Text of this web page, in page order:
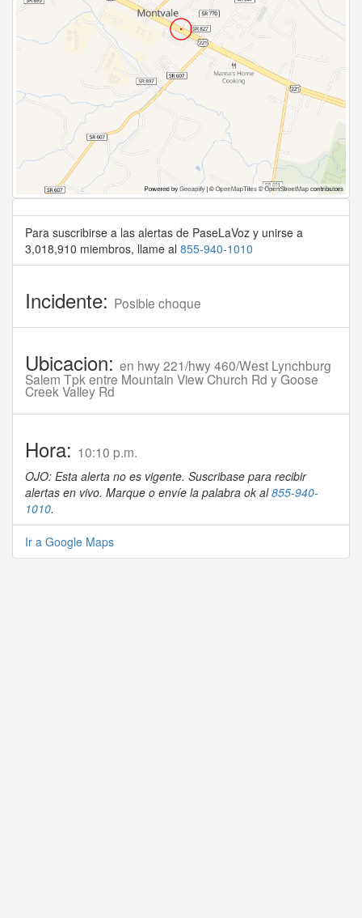
Para suscribirse a las alertas de PaseLaVoz y unirse a
3,018,910 miembros, llame al 855-940-1010
Incidente: Posible choque
Ubicacion: en hwy 221/hwy 460/West Lynchburg
Salem Tpk entre Mountain View Church Rd y Goose
Creek Valley Rd
Hora: 10:10 p.m.
OJO: Esta alerta no es vigente. Suscribase para recibir
alertas en vivo. Marque o envíe la palabra ok al855-940-
1010.
Ir a Google Maps